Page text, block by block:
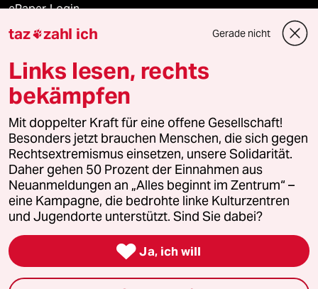
ePaper Login
Downloads für Abonnierende
© 2026 taz Verlags und Vertriebs GmbH
Alle Rechte vorbehalten. Bei rechtlichen Fragen oder für Genehmigungen
wenden Sie sich bitte an
lizenzen@taz.de
Feedback Redaktionsstatut Kommune-Richtlinien
Leitlinie Informant Datenschutz Impressum AGB
Seitenwende Einwilligungen widerrufen (Ads)
taz zahl ich Gerade nicht
Links lesen, rechts
bekämpfen
Mit doppelter Kraft für eine offene Gesellschaft!
Besonders jetzt brauchen Menschen, die sich gegen
Rechtsextremismus einsetzen, unsere Solidarität.
Daher gehen 50 Prozent der Einnahmen aus
Neuanmeldungen an „Alles beginnt im Zentrum“ –
eine Kampagne, die bedrohte linke Kulturzentren
und Jugendorte unterstützt. Sind Sie dabei?
 Ja, ich will